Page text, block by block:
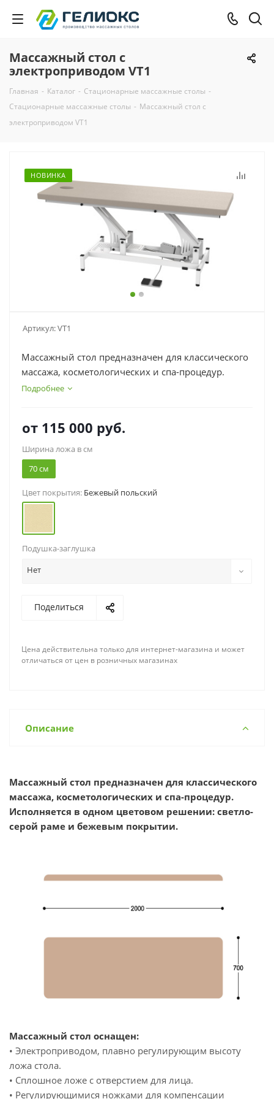
Массажный стол с
электроприводом VT1
Главная - Каталог - Стационарные массажные столы -
Стационарные массажные столы - Массажный стол с
электроприводом VT1
НОВИНКА
Артикул:VT1
Массажный стол предназначен для классического
массажа, косметологических и спа-процедур.
Подробнее
от 115 000 руб.
Ширина ложа в см
70 см
Цвет покрытия: Бежевый польский
Подушка-заглушка
Нет
Поделиться
Цена действительна только для интернет-магазина и может
отличаться от цен в розничных магазинах
Описание
Массажный стол предназначен для классического
массажа, косметологических и спа-процедур.
Исполняется в одном цветовом решении: светло-
серой раме и бежевым покрытии.
Массажный стол оснащен:
• Электроприводом, плавно регулирующим высоту
ложа стола.
• Сплошное ложе с отверстием для лица.
• Регулирующимися ножками для компенсации